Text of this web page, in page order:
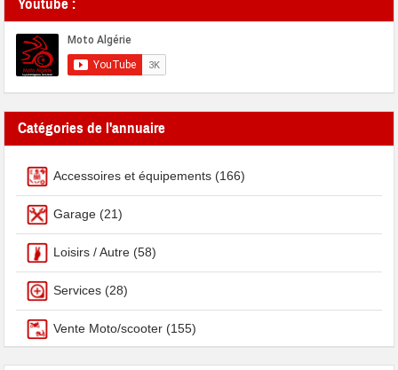
Youtube :
Catégories de l'annuaire
Accessoires et équipements (166)
Garage (21)
Loisirs / Autre (58)
Services (28)
Vente Moto/scooter (155)